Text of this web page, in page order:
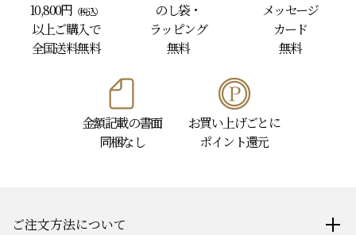
10,800円 （税込）
以上ご購入で
全国送料無料
のし袋・
ラッピング
無料
メッセージ
カード
無料
金額記載の書面
同梱なし
お買い上げごとに
ポイント還元
ご注文方法について